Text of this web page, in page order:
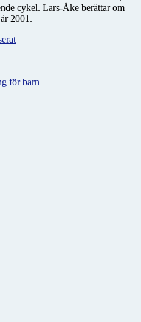
cykel. Lars-Åke berättar om
2001.
för barn